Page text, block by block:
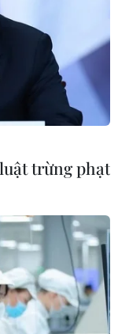
trừng phạt